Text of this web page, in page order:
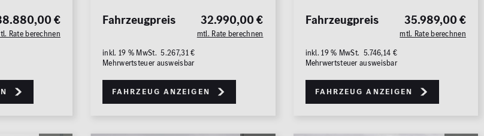
€
Rate berechnen
32.990,00 €
mtl. Rate berechnen
Fahrzeugpreis
inkl. 19 % MwSt. 5.267,31 €
Mehrwertsteuer ausweisbar
Fahrzeug anzeigen
35.989,00 €
mtl. Rate berechnen
Fahrzeugpreis
inkl. 19 % MwSt. 5.746,14 €
Mehrwertsteuer ausweisbar
Fahrzeug anzeigen